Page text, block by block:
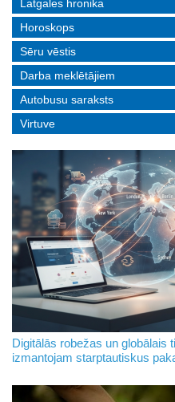
Latgales hronika
Horoskops
Sēru vēstis
Darba meklētājiem
Autobusu saraksts
Virtuve
Digitālās robežas un globālais
izmantojam starptautiskus